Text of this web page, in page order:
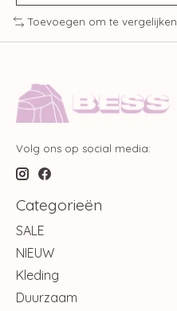
Toevoegen om te vergelijken
Volg ons op social media:
Categorieën
SALE
NIEUW
Kleding
Duurzaam